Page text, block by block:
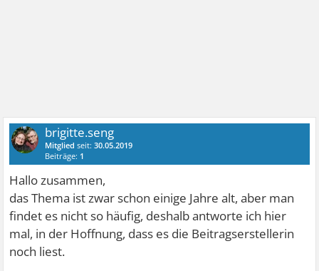
brigitte.seng
Mitglied seit:30.05.2019
Beiträge: 1
Hallo zusammen,
das Thema ist zwar schon einige Jahre alt, aber man
findet es nicht so häufig, deshalb antworte ich hier
mal, in der Hoffnung, dass es die Beitragserstellerin
noch liest.